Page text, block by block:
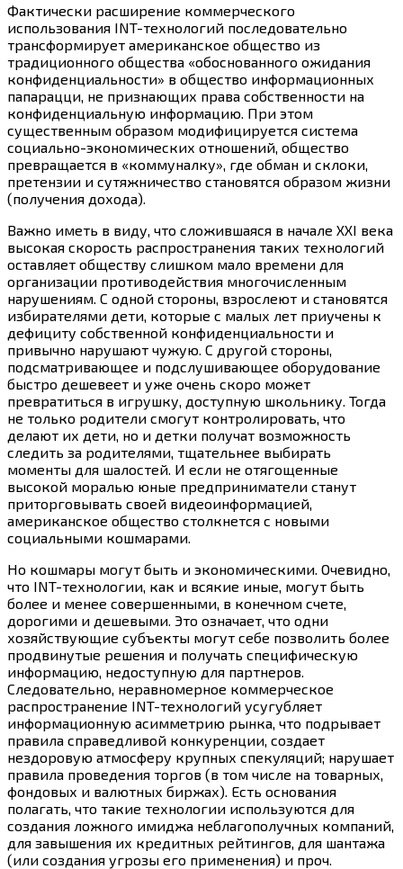
Фактически расширение коммерческого
использования INT-технологий последовательно
трансформирует американское общество из
традиционного общества «обоснованного ожидания
конфиденциальности» в общество информационных
папарацци, не признающих права собственности на
конфиденциальную информацию. При этом
существенным образом модифицируется система
социально-экономических отношений, общество
превращается в «коммуналку», где обман и склоки,
претензии и сутяжничество становятся образом жизни
(получения дохода).
Важно иметь в виду, что сложившаяся в начале XXI века
высокая скорость распространения таких технологий
оставляет обществу слишком мало времени для
организации противодействия многочисленным
нарушениям. С одной стороны, взрослеют и становятся
избирателями дети, которые с малых лет приучены к
дефициту собственной конфиденциальности и
привычно нарушают чужую. С другой стороны,
подсматривающее и подслушивающее оборудование
быстро дешевеет и уже очень скоро может
превратиться в игрушку, доступную школьнику. Тогда
не только родители смогут контролировать, что
делают их дети, но и детки получат возможность
следить за родителями, тщательнее выбирать
моменты для шалостей. И если не отягощенные
высокой моралью юные предприниматели станут
приторговывать своей видеоинформацией,
американское общество столкнется с новыми
социальными кошмарами.
Но кошмары могут быть и экономическими. Очевидно,
что INT-технологии, как и всякие иные, могут быть
более и менее совершенными, в конечном счете,
дорогими и дешевыми. Это означает, что одни
хозяйствующие субъекты могут себе позволить более
продвинутые решения и получать специфическую
информацию, недоступную для партнеров.
Следовательно, неравномерное коммерческое
распространение INT-технологий усугубляет
информационную асимметрию рынка, что подрывает
правила справедливой конкуренции, создает
нездоровую атмосферу крупных спекуляций; нарушает
правила проведения торгов (в том числе на товарных,
фондовых и валютных биржах). Есть основания
полагать, что такие технологии используются для
создания ложного имиджа неблагополучных компаний,
для завышения их кредитных рейтингов, для шантажа
(или создания угрозы его применения) и проч.